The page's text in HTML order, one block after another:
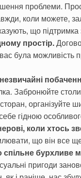
проблеми.
коли можете,
що
простір.
була можливість
Забронюйте
гідною
коли хтось
що він все
спільне бурхливе
пригоди